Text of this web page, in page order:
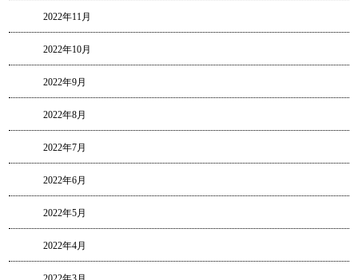
2022年11月
2022年10月
2022年9月
2022年8月
2022年7月
2022年6月
2022年5月
2022年4月